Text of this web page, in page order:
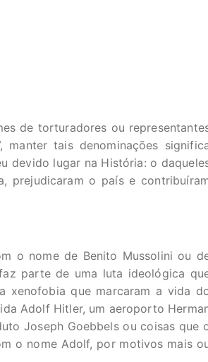
de torturadores ou
tais denominações
devido lugar na História: o
prejudicaram o país e
o nome de Benito Mussolini ou
parte de uma luta ideológica
xenofobia que marcaram a vida
Adolf Hitler, um aeroporto
Joseph Goebbels ou coisas que
o nome Adolf, por motivos mais